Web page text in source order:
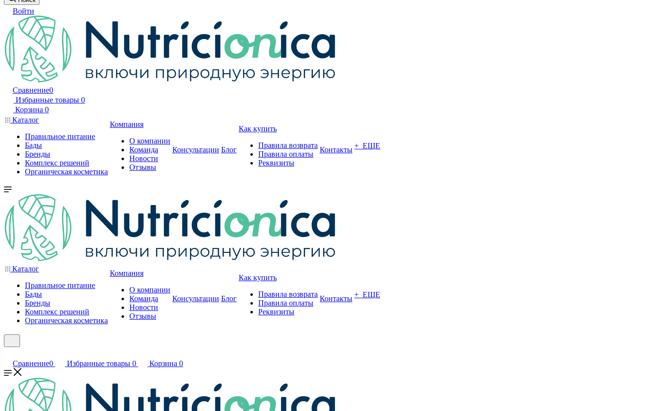
Войти
Сравнение0
Избранные товары 0
Корзина 0
Каталог
Правильное питание
Бады
Бренды
Комплекс решений
Органическая косметика
Компания
О компании
Команда
Новости
Отзывы
Консультации Блог
Как купить
Правила возврата
Правила оплаты
Реквизиты
Контакты + ЕЩЕ
Каталог
Правильное питание
Бады
Бренды
Комплекс решений
Органическая косметика
Компания
О компании
Команда
Новости
Отзывы
Консультации Блог
Как купить
Правила возврата
Правила оплаты
Реквизиты
Контакты + ЕЩЕ
Сравнение0 Избранные товары 0 Корзина 0